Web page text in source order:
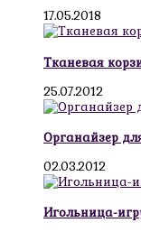
17.05.2018
Тканевая
25.07.2012
Органайзер
02.03.2012
Игольница-